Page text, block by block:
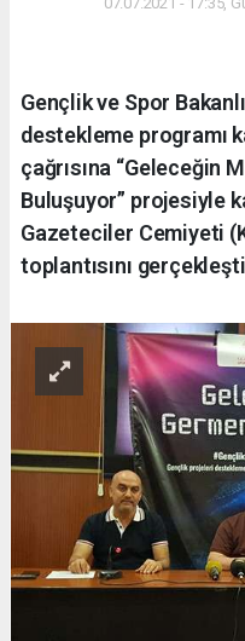
Gençlik ve Spor
destekleme programı
çağrısına “Geleceğin
Buluşuyor” projesiyle
Gazeteciler Cemiyeti
toplantısını